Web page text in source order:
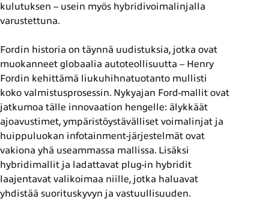
kulutuksen – usein myös hybridivoimalinjalla
varustettuna.
Fordin historia on täynnä uudistuksia, jotka ovat
muokanneet globaalia autoteollisuutta – Henry
Fordin kehittämä liukuhihnatuotanto mullisti
koko valmistusprosessin. Nykyajan Ford-mallit ovat
jatkumoa tälle innovaation hengelle: älykkäät
ajoavustimet, ympäristöystävälliset voimalinjat ja
huippuluokan infotainment-järjestelmät ovat
vakiona yhä useammassa mallissa. Lisäksi
hybridimallit ja ladattavat plug-in hybridit
laajentavat valikoimaa niille, jotka haluavat
yhdistää suorituskyvyn ja vastuullisuuden.